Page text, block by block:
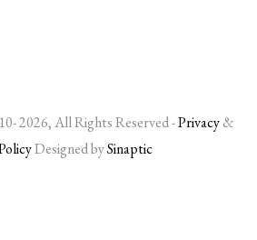
2026, All Rights Reserved -Privacy&
Designed bySinaptic